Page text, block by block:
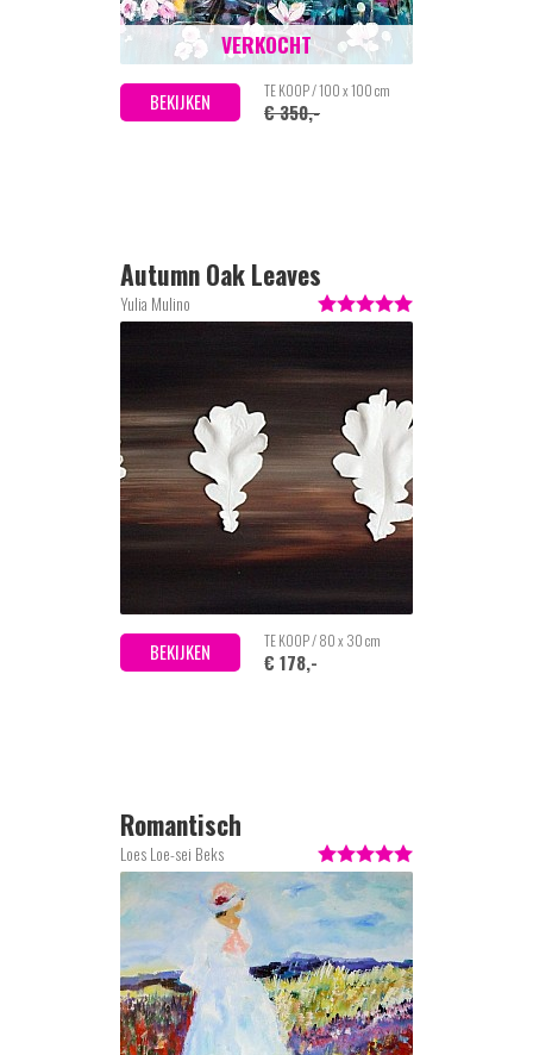
BEKIJKEN TE KOOP / 100 x 100 cm
€ 350,-
VERKOCHT
Autumn Oak Leaves
Yulia Mulino
BEKIJKEN TE KOOP / 80 x 30 cm
€ 178,-
Romantisch
Loes Loe-sei Beks